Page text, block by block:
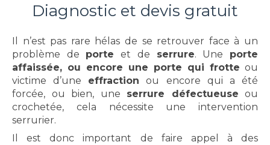
Diagnostic et devis gratuit
Il n’est pas rare hélas de se retrouver face à un
problème de porte et de serrure. Une porte
affaissée, ou encore une porte qui frotte ou
victime d’une effraction ou encore qui a été
forcée, ou bien, une serrure défectueuse ou
crochetée, cela nécessite une intervention
serrurier.
Il est donc important de faire appel à des